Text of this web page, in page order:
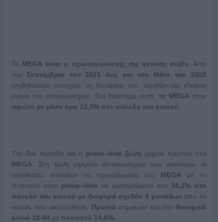
Το MEGA είναι ο πρωταγωνιστής της φετινής σεζόν . Από
τον Σεπτέμβριο του 2021 έως και τον Μάιο του 2022
επιβεβαιώνει συνεχώς τη δυναμική του, κερδίζοντας έδαφος
έναντι του ανταγωνισμού. Στο διάστημα αυτό,
το MEGA ήταν
πρώτο με μέσο όρο 13,5% στο σύνολο του κοινού.
Την ίδια περίοδο και η prime–time ζώνηχάρισε πρωτιές στο
MEGA . Στη ζώνη υψηλού ανταγωνισμού των καναλιών, οι
τηλεθεατές επέλεξαν τα προγράμματα του MEGA με το
ποσοστό στην prime–time να καταγράφεται στο 18,2% στο
σύνολο του κοινού με διαφορά σχεδόν 4 μονάδων από το
κανάλι που ακολούθησε. Πρωτιά σημείωσε και στο δυναμικό
κοινό 18-54με ποσοστό 14,6%.